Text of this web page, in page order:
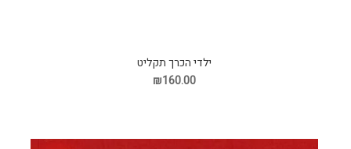
ילדי הכרך תקליט
₪160.00